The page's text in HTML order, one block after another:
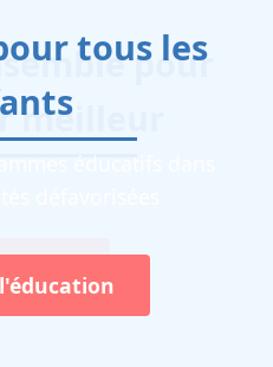
tous les
éducatifs dans